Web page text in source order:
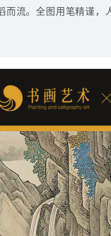
而流。全图用笔精谨